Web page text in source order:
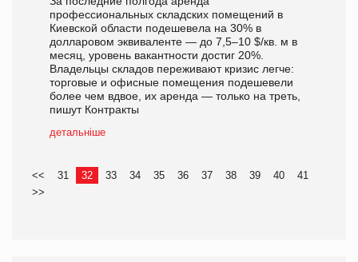
профессиональных складских помещений в
Киевской области подешевела на 30% в
долларовом эквиваленте — до 7,5–10 $/кв. м в
месяц, уровень вакантности достиг 20%.
Владельцы складов переживают кризис легче:
торговые и офисные помещения подешевели
более чем вдвое, их аренда — только на треть,
пишут Контракты
детальніше
<< 31 32 33 34 35 36 37 38 39 40
41
>>